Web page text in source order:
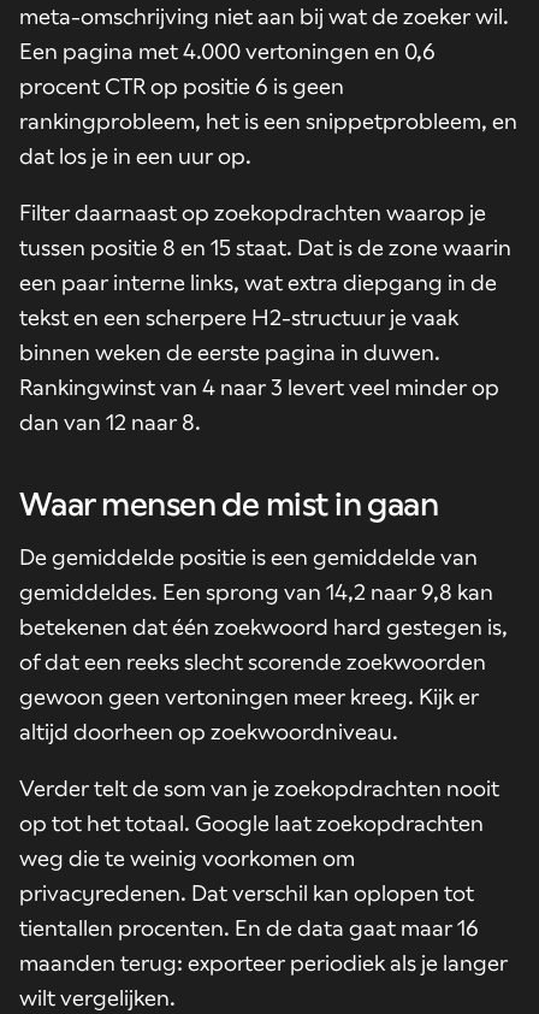
meta-omschrijving niet aan bij wat de zoeker wil.
Een pagina met 4.000 vertoningen en 0,6
procent CTR op positie 6 is geen
rankingprobleem, het is een snippetprobleem, en
dat los je in een uur op.
Filter daarnaast op zoekopdrachten waarop je
tussen positie 8 en 15 staat. Dat is de zone waarin
een paar interne links, wat extra diepgang in de
tekst en een scherpere H2-structuur je vaak
binnen weken de eerste pagina in duwen.
Rankingwinst van 4 naar 3 levert veel minder op
dan van 12 naar 8.
Waar mensen de mist in gaan
De gemiddelde positie is een gemiddelde van
gemiddeldes. Een sprong van 14,2 naar 9,8 kan
betekenen dat één zoekwoord hard gestegen is,
of dat een reeks slecht scorende zoekwoorden
gewoon geen vertoningen meer kreeg. Kijk er
altijd doorheen op zoekwoordniveau.
Verder telt de som van je zoekopdrachten nooit
op tot het totaal. Google laat zoekopdrachten
weg die te weinig voorkomen om
privacyredenen. Dat verschil kan oplopen tot
tientallen procenten. En de data gaat maar 16
maanden terug: exporteer periodiek als je langer
wilt vergelijken.